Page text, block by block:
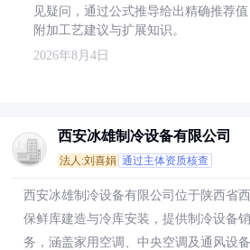
见疑问，通过公式推导给出精确推荐
附加工艺建议与扩展知识。
2026年8月4日
西安冰雄制冷设备有限公司
法人:刘喜娟 通过主体资质核查
西安冰雄制冷设备有限公司位于陕西省
保鲜库建造与冷库安装，提供制冷设备
务，涵盖家用空调、中央空调及通风设